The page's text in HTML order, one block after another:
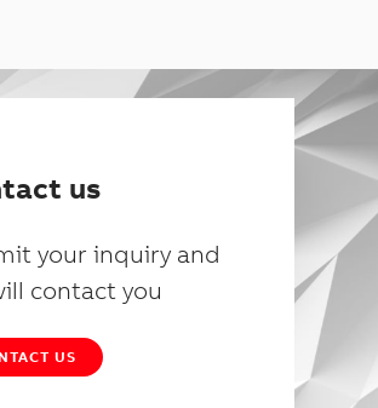
us
your inquiry and
contact you
US